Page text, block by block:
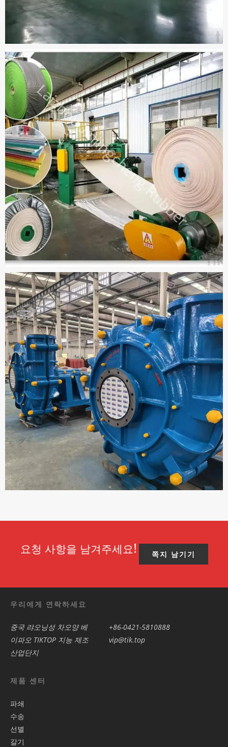
요청 사항을 남겨주세요! 쪽지 남기기
우리에게 연락하세요
중국 랴오닝성 차오양 베
이파오 TIKTOP 지능 제조
산업단지
+86-0421-5810888
vip@tik.top
제품 센터
파쇄
수송
선별
갈기